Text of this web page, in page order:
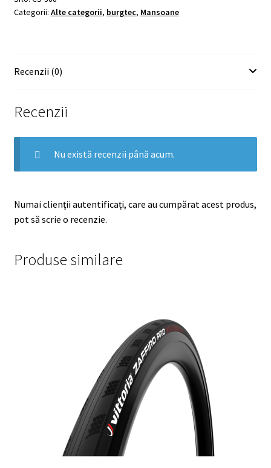
Categorii: Alte categorii, burgtec, Mansoane
Recenzii (0)
Recenzii
Nu există recenzii până acum.
Numai clienții autentificați, care au cumpărat acest produs,
pot să scrie o recenzie.
Produse similare